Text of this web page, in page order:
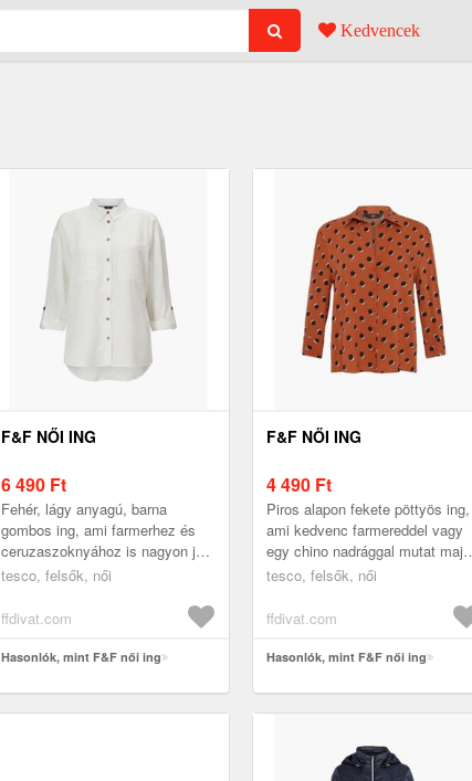
Kedvencek
F&F NŐI ING
6 490 Ft
Fehér, lágy anyagú, barna
gombos ing, ami farmerhez és
ceruzaszoknyához is nagyon jól
illik. 100% Tencel
tesco, felsők, női
ffdivat.com
Hasonlók, mint F&F női ing
F&F NŐI ING
4 490 Ft
Piros alapon fekete pöttyös ing,
ami kedvenc farmereddel vagy
egy chino nadrággal mutat majd
a legjobban. 100% viszkóz
tesco, felsők, női
ffdivat.com
Hasonlók, mint F&F női ing